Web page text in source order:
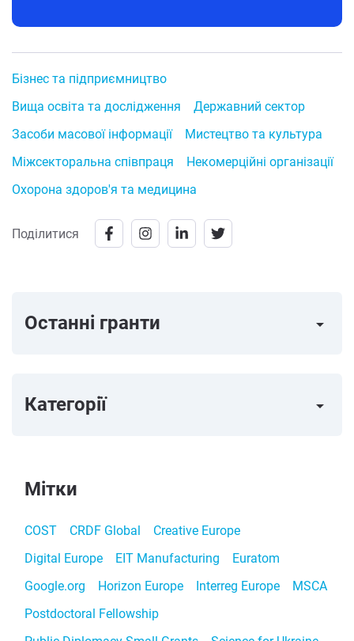
Бізнес та підприємництво
Вища освіта та дослідження
Державний сектор
Засоби масової інформації
Мистецтво та культура
Міжсекторальна співпраця
Некомерційні організації
Охорона здоров'я та медицина
Поділитися
Останні гранти arrow_right
Категорії arrow_right
Мітки
COST CRDF Global
Creative Europe
Digital Europe
EIT Manufacturing
Euratom
Google.org
Horizon Europe Interreg Europe
MSCA
Postdoctoral Fellowship